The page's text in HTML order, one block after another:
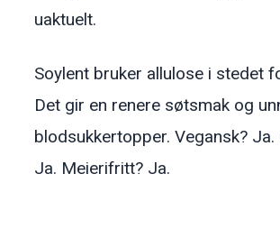
uaktuelt.
Soylent bruker allulose i stedet
Det gir en renere søtsmak og
blodsukkertopper. Vegansk?
Ja. Meierifritt? Ja.